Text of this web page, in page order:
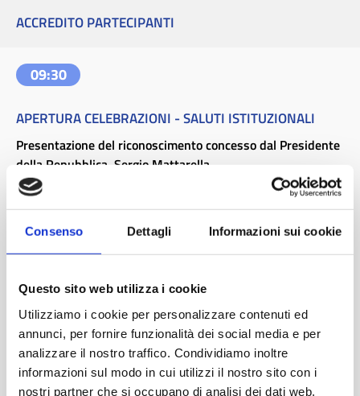
Consenso Dettagli Informazioni sui cookie
Questo sito web utilizza i cookie
Utilizziamo i cookie per personalizzare contenuti ed
annunci, per fornire funzionalità dei social media e per
analizzare il nostro traffico. Condividiamo inoltre
informazioni sul modo in cui utilizzi il nostro sito con i
nostri partner che si occupano di analisi dei dati web,
ACCREDITO PARTECIPANTI
09:30
APERTURA CELEBRAZIONI - SALUTI ISTITUZIONALI
Presentazione del riconoscimento concesso dal Presidente
della Repubblica, Sergio Mattarella
Saluti Istituzionali:
Regione Lombardia - Presidenza
Ministero dell'Ambiente e della Sicurezza Energetica
Luca Del Gobbo, Sindaco Comune di Magenta
Aurora Impiombato, Consigliere Città Metropolitana di
Milano
Giovanni Palli, Presidente Provincia di Pavia
Provincia di Varese (T.B.C.)